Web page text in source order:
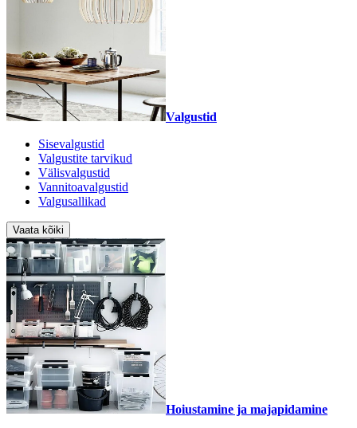
Valgustid
Sisevalgustid
Valgustite tarvikud
Välisvalgustid
Vannitoavalgustid
Valgusallikad
Vaata kõiki
Hoiustamine ja majapidamine